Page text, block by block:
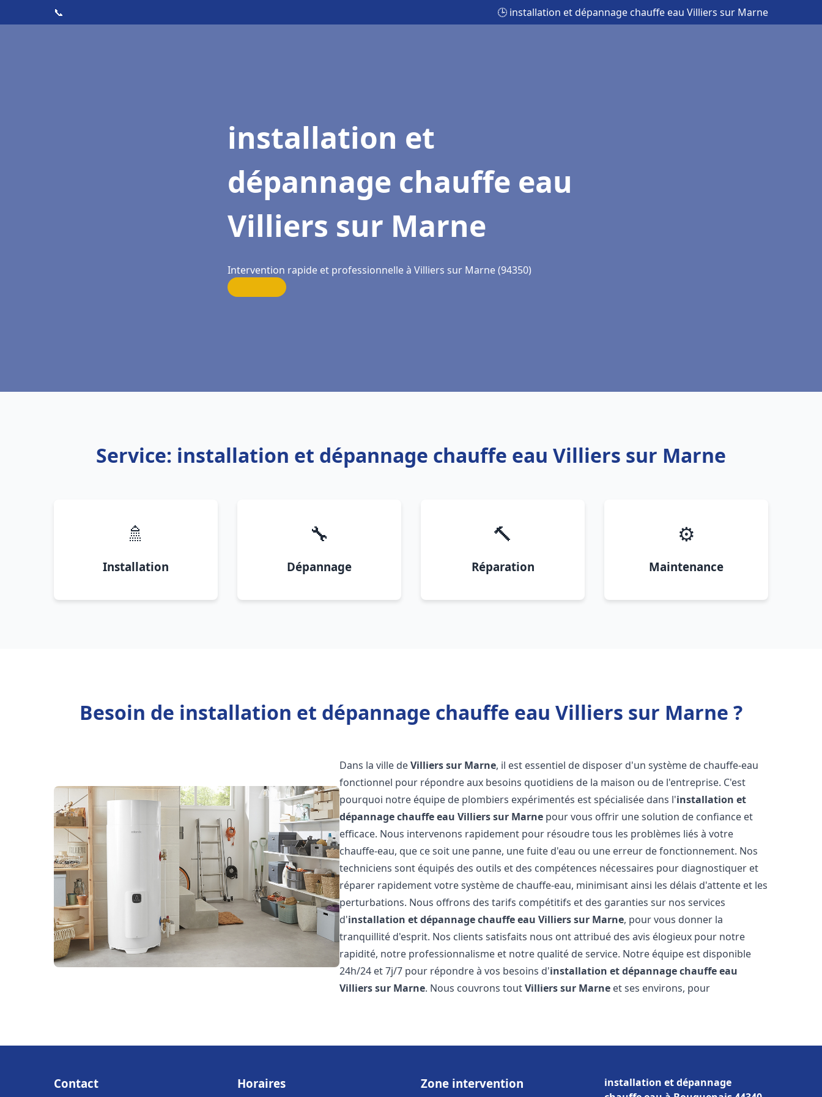
📞 🕒 installation et dépannage chauffe eau Villiers sur Marne
installation et
dépannage chauffe eau
Villiers sur Marne
Intervention rapide et professionnelle à Villiers sur Marne (94350)
Service: installation et dépannage chauffe eau Villiers sur Marne
🚿
Installation
🔧
Dépannage
🔨
Réparation
⚙️
Maintenance
Besoin de installation et dépannage chauffe eau Villiers sur Marne ?
Dans la ville deVilliers sur Marne, il est essentiel de disposer d'un système de chauffe-eau
fonctionnel pour répondre aux besoins quotidiens de la maison ou de l'entreprise. C'est
pourquoi notre équipe de plombiers expérimentés est spécialisée dans l'installation et
dépannage chauffe eau Villiers sur Marne pour vous offrir une solution de confiance et
efficace. Nous intervenons rapidement pour résoudre tous les problèmes liés à votre
chauffe-eau, que ce soit une panne, une fuite d'eau ou une erreur de fonctionnement. Nos
techniciens sont équipés des outils et des compétences nécessaires pour diagnostiquer et
réparer rapidement votre système de chauffe-eau, minimisant ainsi les délais d'attente et les
perturbations. Nous offrons des tarifs compétitifs et des garanties sur nos services
d'installation et dépannage chauffe eau Villiers sur Marne, pour vous donner la
tranquillité d'esprit. Nos clients satisfaits nous ont attribué des avis élogieux pour notre
rapidité, notre professionnalisme et notre qualité de service. Notre équipe est disponible
24h/24 et 7j/7 pour répondre à vos besoins d'installation et dépannage chauffe eau
Villiers sur Marne. Nous couvrons toutVilliers sur Marne et ses environs, pour
Contact Horaires Zone intervention
installation et dépannage